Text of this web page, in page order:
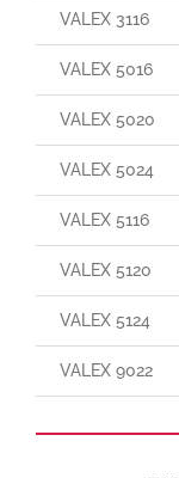
VALEX 3116
VALEX 5016
VALEX 5020
VALEX 5024
VALEX 5116
VALEX 5120
VALEX 5124
VALEX 9022